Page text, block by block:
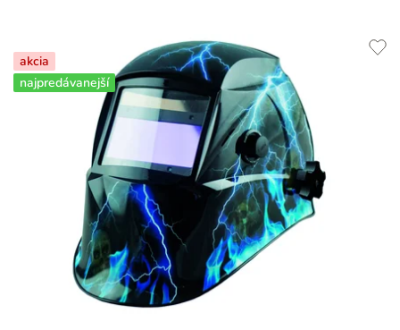
akcia
najpredávanejší